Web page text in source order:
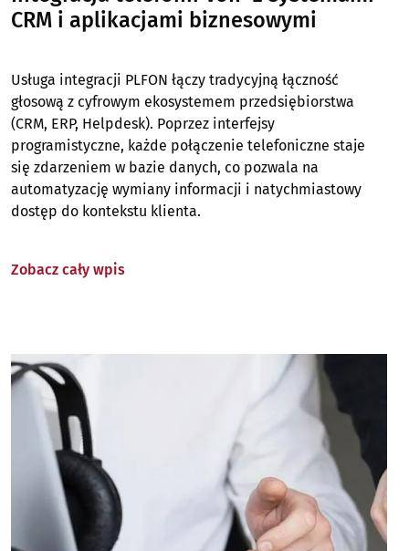
CRM i aplikacjami biznesowymi
Usługa integracji PLFON łączy tradycyjną łączność
głosową z cyfrowym ekosystemem przedsiębiorstwa
(CRM, ERP, Helpdesk). Poprzez interfejsy
programistyczne, każde połączenie telefoniczne staje
się zdarzeniem w bazie danych, co pozwala na
automatyzację wymiany informacji i natychmiastowy
dostęp do kontekstu klienta.
Zobacz cały wpis
Image